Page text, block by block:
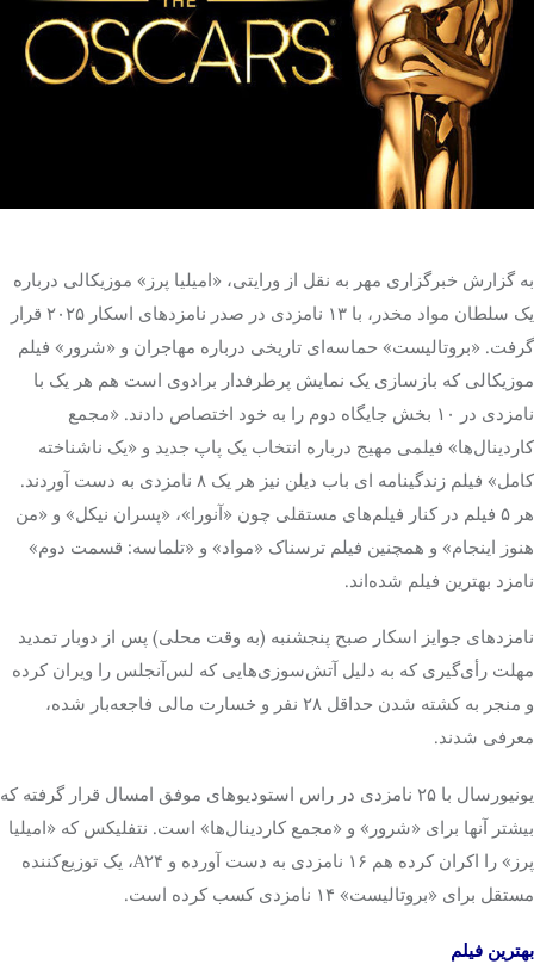
تک کده
پایگاه خبری آبان
خرید موتور ایمپلنت
به گزارش خبرگزاری مهر به نقل از ورایتی، «امیلیا پرز» موزیکالی درباره
یک سلطان مواد مخدر، با ۱۳ نامزدی در صدر نامزدهای اسکار ۲۰۲۵ قرار
گرفت. «بروتالیست» حماسه‌ای تاریخی درباره مهاجران و «شرور» فیلم
موزیکالی که بازسازی یک نمایش پرطرفدار برادوی است هم هر یک با
نامزدی در ۱۰ بخش جایگاه دوم را به خود اختصاص دادند. «مجمع
کاردینال‌ها» فیلمی مهیج درباره انتخاب یک پاپ جدید و «یک ناشناخته
کامل» فیلم زندگینامه ای باب دیلن نیز هر یک ۸ نامزدی به دست آوردند.
هر ۵ فیلم در کنار فیلم‌های مستقلی چون «آنورا»، «پسران نیکل» و «من
هنوز اینجام» و همچنین فیلم ترسناک «مواد» و «تلماسه: قسمت دوم»
نامزد بهترین فیلم شده‌اند.
نامزدهای جوایز اسکار صبح پنجشنبه (به وقت محلی) پس از دوبار تمدید
مهلت رأی‌گیری که به دلیل آتش‌سوزی‌هایی که لس‌آنجلس را ویران کرده
و منجر به کشته شدن حداقل ۲۸ نفر و خسارت مالی فاجعه‌بار شده،
معرفی شدند.
یونیورسال با ۲۵ نامزدی در راس استودیوهای موفق امسال قرار گرفته که
بیشتر آنها برای «شرور» و «مجمع کاردینال‌ها» است. نتفلیکس که «امیلیا
پرز» را اکران کرده هم ۱۶ نامزدی به دست آورده و A۲۴، یک توزیع‌کننده
مستقل برای «بروتالیست» ۱۴ نامزدی کسب کرده است.
بهترین فیلم